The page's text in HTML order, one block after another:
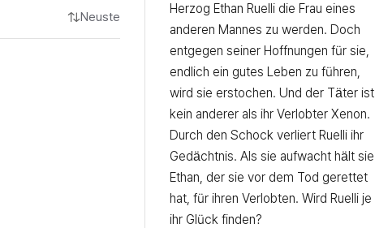
Neuste
Herzog Ethan Ruelli die Frau eines
anderen Mannes zu werden. Doch
entgegen seiner Hoffnungen für sie,
endlich ein gutes Leben zu führen,
wird sie erstochen. Und der Täter ist
kein anderer als ihr Verlobter Xenon.
Durch den Schock verliert Ruelli ihr
Gedächtnis. Als sie aufwacht hält sie
Ethan, der sie vor dem Tod gerettet
hat, für ihren Verlobten. Wird Ruelli je
ihr Glück finden?